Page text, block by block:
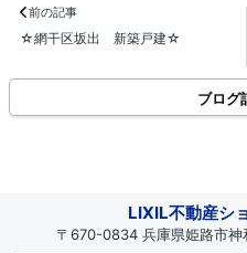
前の記事
☆網干区坂出 新築戸建☆
ブログ
LIXIL不動産シ
〒670-0834 兵庫県姫路市神